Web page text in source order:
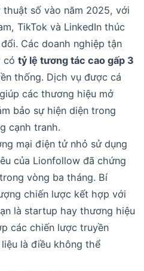
số vào năm 2025, với
TikTok và LinkedIn thúc
Các doanh nghiệp tận
cótỷ lệ tương tác cao gấp 3
thống. Dịch vụ được cá
các thương hiệu mở
bảo sự hiện diện trong
cạnh tranh.
mại điện tử nhỏ sử dụng
của Lionfollow đã chứng
trong vòng ba tháng. Bí
chiến lược kết hợp với
là startup hay thương hiệu
các chiến lược truyền
là điều không thể